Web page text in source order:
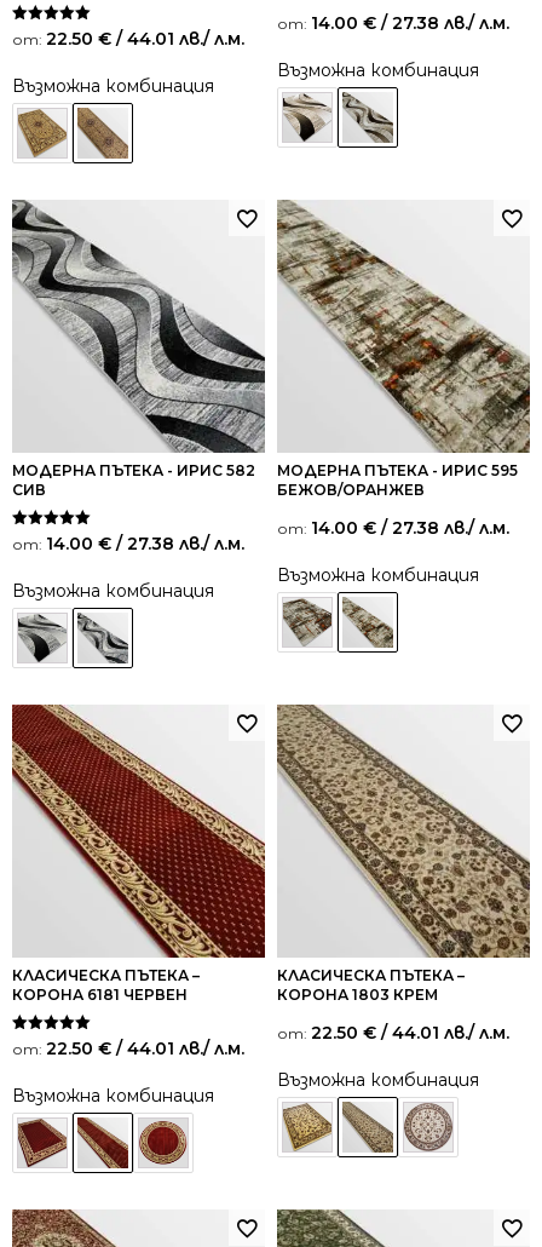
Оценено на
5.00
от: 22.50 € / 44.01 лв./ л.м.
Възможна комбинация
от: 14.00 € / 27.38 лв./ л.м.
Възможна комбинация
МОДЕРНА ПЪТЕКА - ИРИС 582
СИВ
Оценено на
5.00
от: 14.00 € / 27.38 лв./ л.м.
Възможна комбинация
МОДЕРНА ПЪТЕКА - ИРИС 595
БЕЖОВ/ОРАНЖЕВ
от: 14.00 € / 27.38 лв./ л.м.
Възможна комбинация
КЛАСИЧЕСКА ПЪТЕКА –
КОРОНА 6181 ЧЕРВЕН
Оценено на
5.00
от: 22.50 € / 44.01 лв./ л.м.
Възможна комбинация
КЛАСИЧЕСКА ПЪТЕКА –
КОРОНА 1803 КРЕМ
от: 22.50 € / 44.01 лв./ л.м.
Възможна комбинация